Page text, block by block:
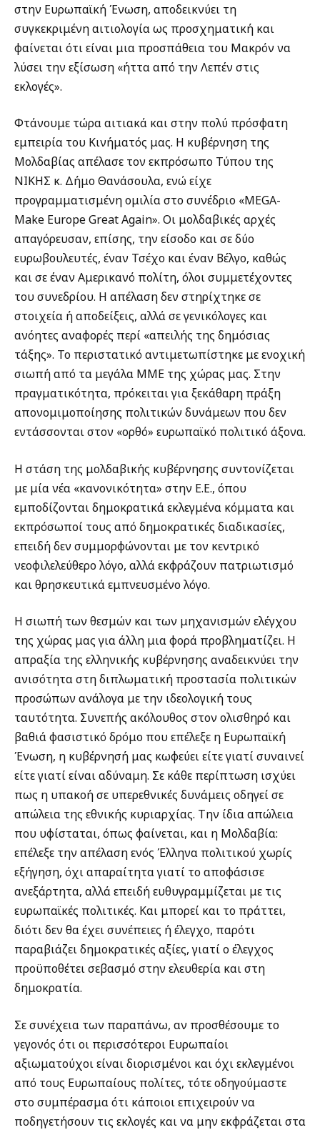
στην Ευρωπαϊκή Ένωση, αποδεικνύει τη
συγκεκριμένη αιτιολογία ως προσχηματική και
φαίνεται ότι είναι μια προσπάθεια του Μακρόν να
λύσει την εξίσωση «ήττα από την Λεπέν στις
εκλογές».
Φτάνουμε τώρα αιτιακά και στην πολύ πρόσφατη
εμπειρία του Κινήματός μας. Η κυβέρνηση της
Μολδαβίας απέλασε τον εκπρόσωπο Τύπου της
ΝΙΚΗΣ κ. Δήμο Θανάσουλα, ενώ είχε
προγραμματισμένη ομιλία στο συνέδριο «MEGA-
Make Europe Great Again». Οι μολδαβικές αρχές
απαγόρευσαν, επίσης, την είσοδο και σε δύο
ευρωβουλευτές, έναν Τσέχο και έναν Βέλγο, καθώς
και σε έναν Αμερικανό πολίτη, όλοι συμμετέχοντες
του συνεδρίου. Η απέλαση δεν στηρίχτηκε σε
στοιχεία ή αποδείξεις, αλλά σε γενικόλογες και
ανόητες αναφορές περί «απειλής της δημόσιας
τάξης». Το περιστατικό αντιμετωπίστηκε με ενοχική
σιωπή από τα μεγάλα ΜΜΕ της χώρας μας. Στην
πραγματικότητα, πρόκειται για ξεκάθαρη πράξη
απονομιμοποίησης πολιτικών δυνάμεων που δεν
εντάσσονται στον «ορθό» ευρωπαϊκό πολιτικό άξονα.
Η στάση της μολδαβικής κυβέρνησης συντονίζεται
με μία νέα «κανονικότητα» στην Ε.Ε., όπου
εμποδίζονται δημοκρατικά εκλεγμένα κόμματα και
εκπρόσωποί τους από δημοκρατικές διαδικασίες,
επειδή δεν συμμορφώνονται με τον κεντρικό
νεοφιλελεύθερο λόγο, αλλά εκφράζουν πατριωτισμό
και θρησκευτικά εμπνευσμένο λόγο.
Η σιωπή των θεσμών και των μηχανισμών ελέγχου
της χώρας μας για άλλη μια φορά προβληματίζει. Η
απραξία της ελληνικής κυβέρνησης αναδεικνύει την
ανισότητα στη διπλωματική προστασία πολιτικών
προσώπων ανάλογα με την ιδεολογική τους
ταυτότητα. Συνεπής ακόλουθος στον ολισθηρό και
βαθιά φασιστικό δρόμο που επέλεξε η Ευρωπαϊκή
Ένωση, η κυβέρνησή μας κωφεύει είτε γιατί συναινεί
είτε γιατί είναι αδύναμη. Σε κάθε περίπτωση ισχύει
πως η υπακοή σε υπερεθνικές δυνάμεις οδηγεί σε
απώλεια της εθνικής κυριαρχίας. Την ίδια απώλεια
που υφίσταται, όπως φαίνεται, και η Μολδαβία:
επέλεξε την απέλαση ενός Έλληνα πολιτικού χωρίς
εξήγηση, όχι απαραίτητα γιατί το αποφάσισε
ανεξάρτητα, αλλά επειδή ευθυγραμμίζεται με τις
ευρωπαϊκές πολιτικές. Και μπορεί και το πράττει,
διότι δεν θα έχει συνέπειες ή έλεγχο, παρότι
παραβιάζει δημοκρατικές αξίες, γιατί ο έλεγχος
προϋποθέτει σεβασμό στην ελευθερία και στη
δημοκρατία.
Σε συνέχεια των παραπάνω, αν προσθέσουμε το
γεγονός ότι οι περισσότεροι Ευρωπαίοι
αξιωματούχοι είναι διορισμένοι και όχι εκλεγμένοι
από τους Ευρωπαίους πολίτες, τότε οδηγούμαστε
στο συμπέρασμα ότι κάποιοι επιχειρούν να
ποδηγετήσουν τις εκλογές και να μην εκφράζεται στα